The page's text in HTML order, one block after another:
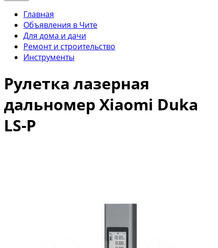
Главная
Объявления в Чите
Для дома и дачи
Ремонт и строительство
Инструменты
Рулетка лазерная
дальномер Xiaomi Duka
LS-P